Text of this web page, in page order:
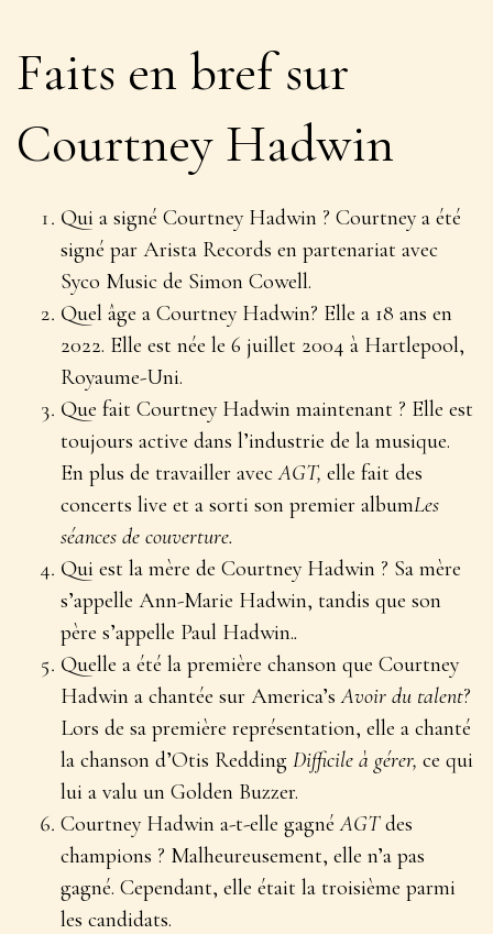
Faits en bref sur
Courtney Hadwin
Qui a signé Courtney Hadwin ? Courtney a été
signé par Arista Records en partenariat avec
Syco Music de Simon Cowell.
Quel âge a Courtney Hadwin? Elle a 18 ans en
2022. Elle est née le 6 juillet 2004 à Hartlepool,
Royaume-Uni.
Que fait Courtney Hadwin maintenant ? Elle est
toujours active dans l’industrie de la musique.
En plus de travailler avecAGT, elle fait des
concerts live et a sorti son premier albumLes
séances de couverture.
Qui est la mère de Courtney Hadwin ? Sa mère
s’appelle Ann-Marie Hadwin, tandis que son
père s’appelle Paul Hadwin..
Quelle a été la première chanson que Courtney
Hadwin a chantée sur America’sAvoir du talent?
Lors de sa première représentation, elle a chanté
la chanson d’Otis Redding Difficile à gérer, ce qui
lui a valu un Golden Buzzer.
Courtney Hadwin a-t-elle gagnéAGTdes
champions ? Malheureusement, elle n’a pas
gagné. Cependant, elle était la troisième parmi
les candidats.